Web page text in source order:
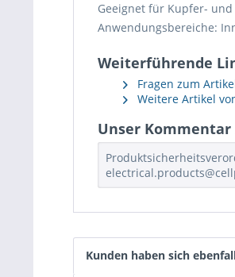
Geeignet für Kupfer-
Anwendungsbereiche:
Weiterführende
Fragen zum
Weitere Artikel
Unser Kommentar
Kunden haben sich